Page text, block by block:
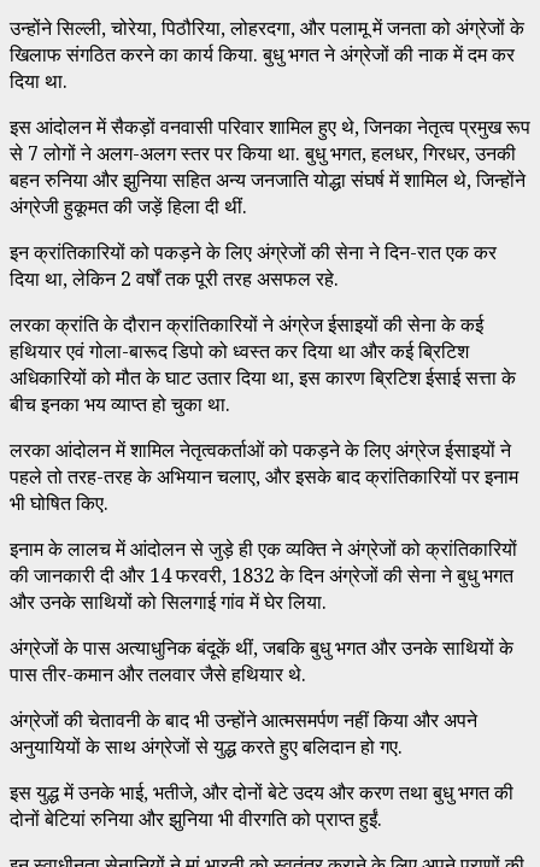
उन्होंने सिल्ली, चोरेया, पिठौरिया, लोहरदगा, और पलामू में जनता को अंग्रेजों के
खिलाफ संगठित करने का कार्य किया. बुधु भगत ने अंग्रेजों की नाक में दम कर
दिया था.
इस आंदोलन में सैकड़ों वनवासी परिवार शामिल हुए थे, जिनका नेतृत्व प्रमुख रूप
से 7 लोगों ने अलग-अलग स्तर पर किया था. बुधु भगत, हलधर, गिरधर, उनकी
बहन रुनिया और झुनिया सहित अन्य जनजाति योद्धा संघर्ष में शामिल थे, जिन्होंने
अंग्रेजी हुकूमत की जड़ें हिला दी थीं.
इन क्रांतिकारियों को पकड़ने के लिए अंग्रेजों की सेना ने दिन-रात एक कर
दिया था, लेकिन 2 वर्षों तक पूरी तरह असफल रहे.
लरका क्रांति के दौरान क्रांतिकारियों ने अंग्रेज ईसाइयों की सेना के कई
हथियार एवं गोला-बारूद डिपो को ध्वस्त कर दिया था और कई ब्रिटिश
अधिकारियों को मौत के घाट उतार दिया था, इस कारण ब्रिटिश ईसाई सत्ता के
बीच इनका भय व्याप्त हो चुका था.
लरका आंदोलन में शामिल नेतृत्वकर्ताओं को पकड़ने के लिए अंग्रेज ईसाइयों ने
पहले तो तरह-तरह के अभियान चलाए, और इसके बाद क्रांतिकारियों पर इनाम
भी घोषित किए.
इनाम के लालच में आंदोलन से जुड़े ही एक व्यक्ति ने अंग्रेजों को क्रांतिकारियों
की जानकारी दी और 14 फरवरी, 1832 के दिन अंग्रेजों की सेना ने बुधु भगत
और उनके साथियों को सिलगाई गांव में घेर लिया.
अंग्रेजों के पास अत्याधुनिक बंदूकें थीं, जबकि बुधु भगत और उनके साथियों के
पास तीर-कमान और तलवार जैसे हथियार थे.
अंग्रेजों की चेतावनी के बाद भी उन्होंने आत्मसमर्पण नहीं किया और अपने
अनुयायियों के साथ अंग्रेजों से युद्ध करते हुए बलिदान हो गए.
इस युद्ध में उनके भाई, भतीजे, और दोनों बेटे उदय और करण तथा बुधु भगत की
दोनों बेटियां रुनिया और झुनिया भी वीरगति को प्राप्त हुईं.